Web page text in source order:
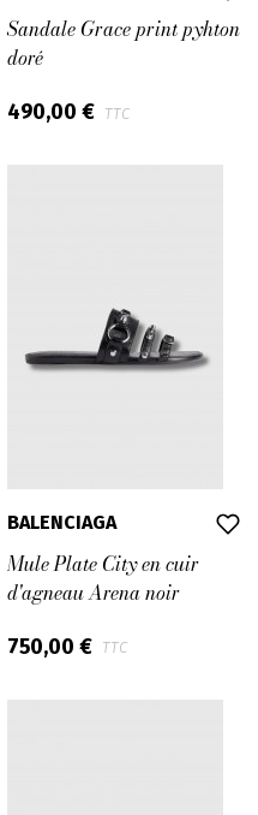
Sandale Grace print pyhton
doré
490,00 € TTC
BALENCIAGA
Mule Plate City en cuir
d'agneau Arena noir
750,00 € TTC